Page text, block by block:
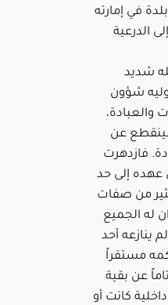
في إمارته
الدرعية
شديد
شؤون
والعبادة،
عن
فازدهرت
عهده إلى حد
من صفات
له الجميع
ينازعه أحد
مستقراً
عن بقية
كانت أو